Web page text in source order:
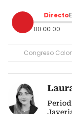
Directo
00:00:00
Congreso